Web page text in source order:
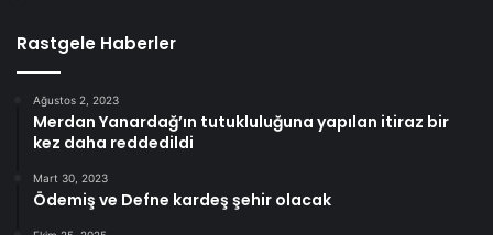
Rastgele Haberler
Ağustos 2, 2023
Merdan Yanardağ’ın tutukluluğuna yapılan itiraz bir
kez daha reddedildi
Mart 30, 2023
Ödemiş ve Defne kardeş şehir olacak